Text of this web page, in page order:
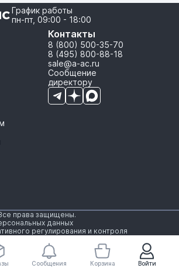
Войти
Сообщения Корзина
График работы
пн-пт, 09:00 - 18:00
Контакты
8 (800) 500-35-70
8 (495) 800-88-18
sale@a-ac.ru
Сообщение
директору
права защищены.
данных
регулирования и контроля